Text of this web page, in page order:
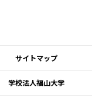
サイトマップ
学校法人福山大学